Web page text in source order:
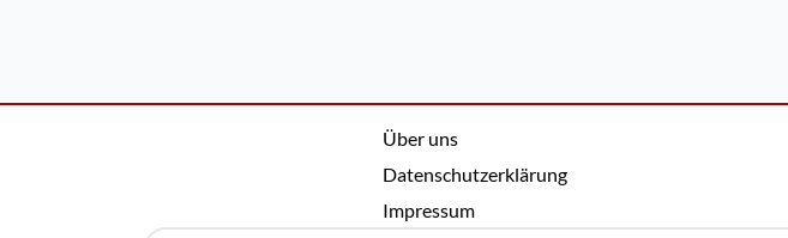
Über uns
Datenschutzerklärung
Impressum